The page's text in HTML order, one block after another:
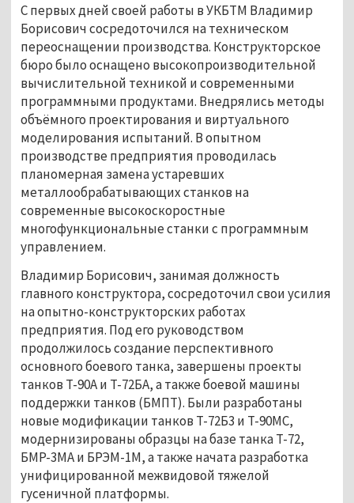
С первых дней своей работы в УКБТМ Владимир
Борисович сосредоточился на техническом
переоснащении производства. Конструкторское
бюро было оснащено высокопроизводительной
вычислительной техникой и современными
программными продуктами. Внедрялись методы
объёмного проектирования и виртуального
моделирования испытаний. В опытном
производстве предприятия проводилась
планомерная замена устаревших
металлообрабатывающих станков на
современные высокоскоростные
многофункциональные станки с программным
управлением.
Владимир Борисович, занимая должность
главного конструктора, сосредоточил свои усилия
на опытно-конструкторских работах
предприятия. Под его руководством
продолжилось создание перспективного
основного боевого танка, завершены проекты
танков Т-90А и Т-72БА, а также боевой машины
поддержки танков (БМПТ). Были разработаны
новые модификации танков Т-72Б3 и Т-90МС,
модернизированы образцы на базе танка Т-72,
БМР-3МА и БРЭМ-1М, а также начата разработка
унифицированной межвидовой тяжелой
гусеничной платформы.